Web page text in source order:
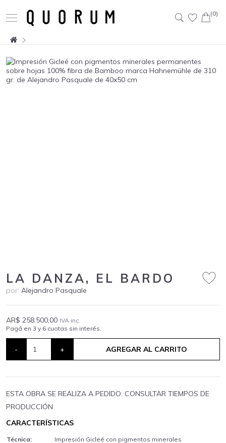
Buscar:
(0)
LA DANZA, EL BARDO
por: Alejandro Pasquale
AR$ 258.500,00 IVA inc.
Pagá en 3 y 6 cuotas sin interés.
- + AGREGAR AL CARRITO
ESTA OBRA SE REALIZA A PEDIDO. CONSULTAR TIEMPOS DE
PRODUCCIÓN
CARACTERÍSTICAS
Técnica:
Impresión Gicleé con pigmentos minerales